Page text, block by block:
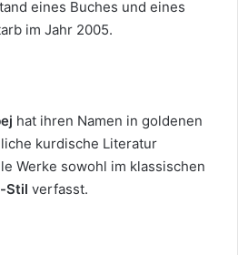
eines Buches und eines
im Jahr 2005.
hat ihren Namen in goldenen
kurdische Literatur
Werke sowohl im klassischen
Stil verfasst.